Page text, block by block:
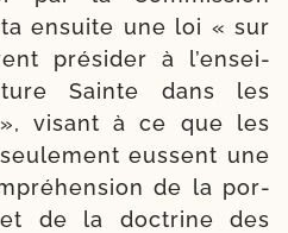
ensuite une loi « sur
pré­si­der à l’ensei­
Sainte dans les
visant à ce que les
eussent une
de la por­
de la doc­trine des